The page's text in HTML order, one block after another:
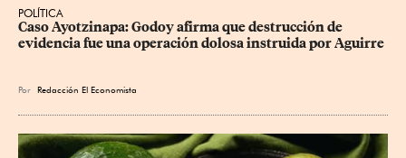
POLÍTICA
Caso Ayotzinapa: Godoy afirma que destrucción de
evidencia fue una operación dolosa instruida por Aguirre
Por Redacción El Economista